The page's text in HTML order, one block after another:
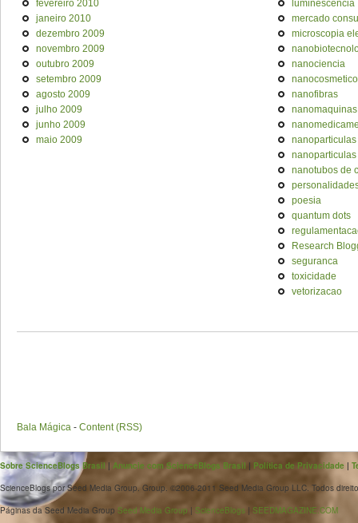
fevereiro 2010
janeiro 2010
dezembro 2009
novembro 2009
outubro 2009
setembro 2009
agosto 2009
julho 2009
junho 2009
maio 2009
luminescencia
mercado
microscopia
nanociencia
nanofibras
nanomaquinas
nanotubos de
poesia
quantum dots
Research
seguranca
toxicidade
vetorizacao
Bala Mágica - Content (RSS)
Sobre ScienceBlogs Brasil | Anuncie com ScienceBlogs Brasil | Política de Privacidade |
ScienceBlogs por Seed Media Group. Group. ©2006-2011 Seed Media Group LLC. Todos
Páginas da Seed Media Group Seed Media Group | ScienceBlogs | SEEDMAGAZINE.COM